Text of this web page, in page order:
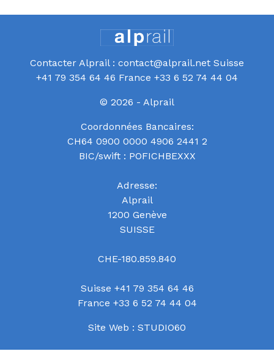
Contacter Alprail : contact@alprail.net Suisse
+41 79 354 64 46 France +33 6 52 74 44 04
© 2026 - Alprail
Coordonnées Bancaires:
CH64 0900 0000 4906 2441 2
BIC/swift : POFICHBEXXX
Adresse:
Alprail
1200 Genève
SUISSE
CHE-180.859.840
Suisse +41 79 354 64 46
France +33 6 52 74 44 04
Site Web : STUDIO60